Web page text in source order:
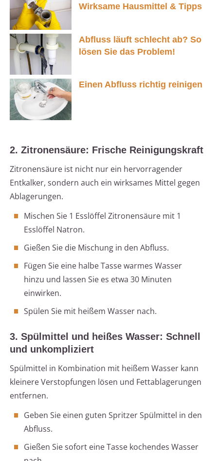
Wirksame Hausmittel & Tipps
Abfluss läuft schlecht ab? So
lösen Sie das Problem!
Einen Abfluss richtig reinigen
2. Zitronensäure: Frische Reinigungskraft
Zitronensäure ist nicht nur ein hervorragender
Entkalker, sondern auch ein wirksames Mittel gegen
Ablagerungen.
Mischen Sie 1 Esslöffel Zitronensäure mit 1
Esslöffel Natron.
Gießen Sie die Mischung in den Abfluss.
Fügen Sie eine halbe Tasse warmes Wasser
hinzu und lassen Sie es etwa 30 Minuten
einwirken.
Spülen Sie mit heißem Wasser nach.
3. Spülmittel und heißes Wasser: Schnell
und unkompliziert
Spülmittel in Kombination mit heißem Wasser kann
kleinere Verstopfungen lösen und Fettablagerungen
entfernen.
Geben Sie einen guten Spritzer Spülmittel in den
Abfluss.
Gießen Sie sofort eine Tasse kochendes Wasser